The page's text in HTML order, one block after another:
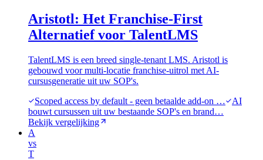
Aristotl: Het Franchise-First
Alternatief voor TalentLMS
TalentLMS is een breed single-tenant LMS. Aristotl is
gebouwd voor multi-locatie franchise-uitrol met AI-
cursusgeneratie uit uw SOP's.
Scoped access by default - geen betaalde add-on …
AI
bouwt cursussen uit uw bestaande SOP's en brand…
Bekijk vergelijking
A
vs
T